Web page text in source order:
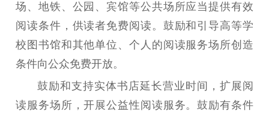
场、地铁、公园、宾馆等公共场所应当提供有效
阅读条件，供读者免费阅读。鼓励和引导高等学
校图书馆和其他单位、个人的阅读服务场所创造
条件向公众免费开放。
鼓励和支持实体书店延长营业时间，扩展阅
读服务场所，开展公益性阅读服务。鼓励有条件